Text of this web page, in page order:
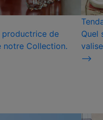
productrice de
notre Collection.
Quel
⟶